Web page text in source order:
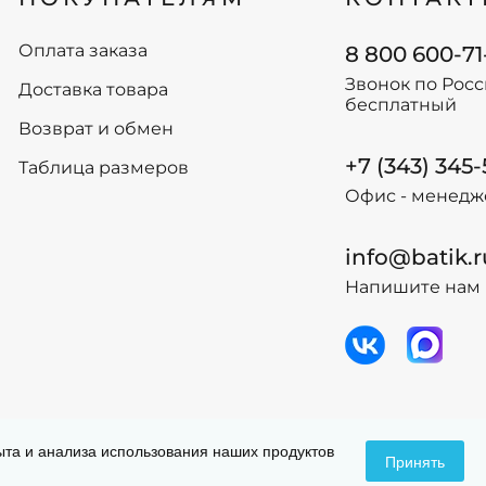
- + В корзину - +
Оплата заказа
Доставка товара
Возврат и обмен
Таблица размеров
8 800 600-
Звонок по
бесплатный
+7 (343)
Офис -
Напишите нам
и анализа использования наших продуктов
Принять